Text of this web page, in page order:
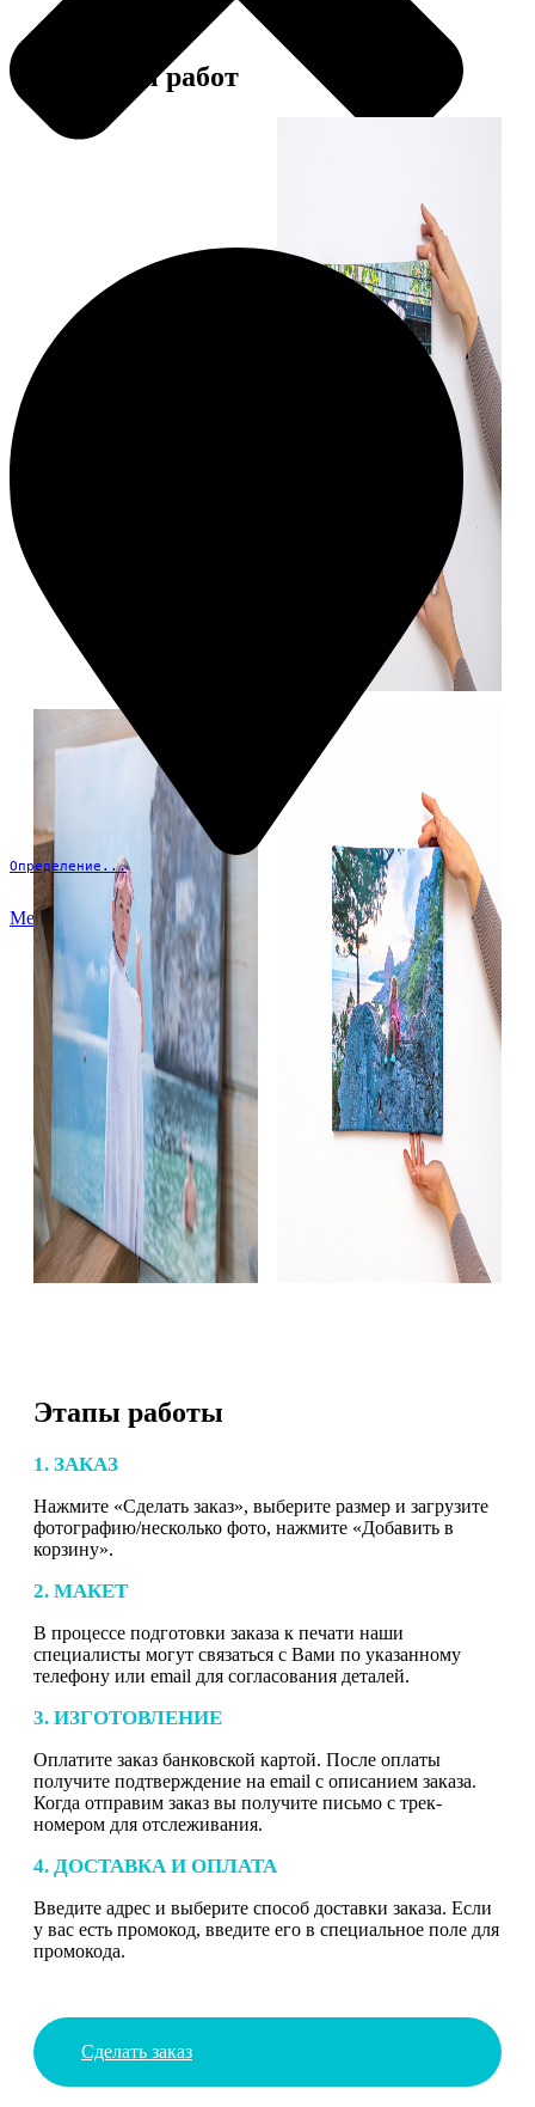
Определение...
Меню
Примеры работ
Этапы работы
1. ЗАКАЗ
Нажмите «Сделать заказ», выберите размер и загрузите
фотографию/несколько фото, нажмите «Добавить в
корзину».
2. МАКЕТ
В процессе подготовки заказа к печати наши
специалисты могут связаться с Вами по указанному
телефону или email для согласования деталей.
3. ИЗГОТОВЛЕНИЕ
Оплатите заказ банковской картой. После оплаты
получите подтверждение на email с описанием заказа.
Когда отправим заказ вы получите письмо с трек-
номером для отслеживания.
4. ДОСТАВКА И ОПЛАТА
Введите адрес и выберите способ доставки заказа. Если
у вас есть промокод, введите его в специальное поле для
промокода.
Сделать заказ